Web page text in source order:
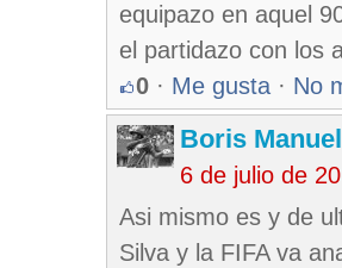
equipazo en aquel
el partidazo con los
0 · Me gusta · No
Boris
6 de julio de
Asi mismo es y de
Silva y la FIFA va